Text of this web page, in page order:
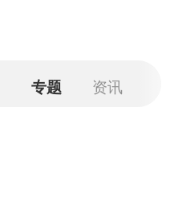
专题 资讯